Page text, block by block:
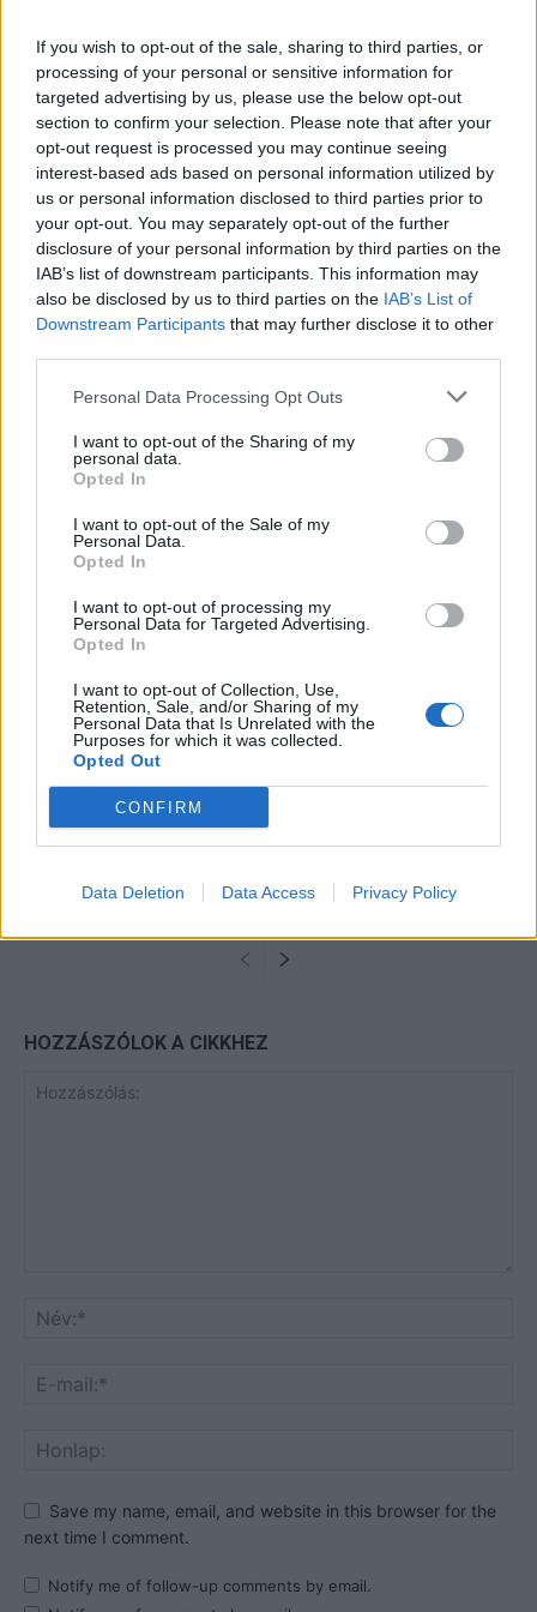
If you wish to opt-out of the sale, sharing to third parties, or
processing of your personal or sensitive information for
targeted advertising by us, please use the below opt-out
section to confirm your selection. Please note that after your
opt-out request is processed you may continue seeing
interest-based ads based on personal information utilized by
us or personal information disclosed to third parties prior to
your opt-out. You may separately opt-out of the further
disclosure of your personal information by third parties on the
IAB’s list of downstream participants. This information may
also be disclosed by us to third parties on the IAB’s List of
Downstream Participants that may further disclose it to other
Personal Data Processing Opt Outs
I want to opt-out of the Sharing of my
personal data.
Opted In
I want to opt-out of the Sale of my
Personal Data.
Opted In
I want to opt-out of processing my
Personal Data for Targeted Advertising.
Opted In
I want to opt-out of Collection, Use,
Retention, Sale, and/or Sharing of my
Personal Data that Is Unrelated with the
Purposes for which it was collected.
Opted Out
CONFIRM
Data Deletion Data Access Privacy Policy
Marcos
KAPCSOLÓDÓ CIKKEK TÖBB A SZERZŐTŐL
Milyen volt a valódi Alain Delon?
Elment a Profi, isten áldja!
Háromszázhatvanöt nap
HOZZÁSZÓLOK A CIKKHEZ
Save my name, email, and website in this browser for the
next time I comment.
Notify me of follow-up comments by email.